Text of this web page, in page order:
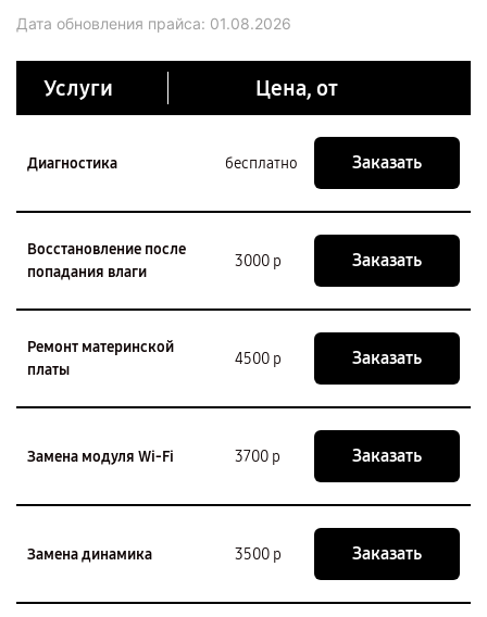
Дата обновления прайса: 01.08.2026
Услуги Цена, от
Диагностика бесплатно Заказать
Восстановление после
попадания влаги
3000 р Заказать
Ремонт материнской
платы
4500 р Заказать
Замена модуля Wi-Fi 3700 р Заказать
Замена динамика 3500 р Заказать